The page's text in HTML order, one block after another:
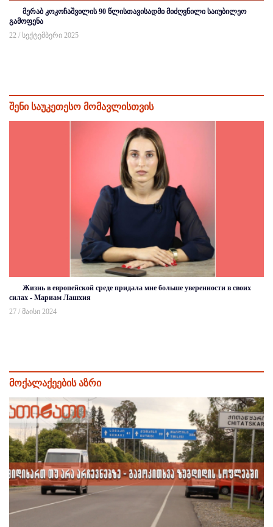
მერაბ კოკოჩაშვილის 90 წლისთავისადმი მიძღვნილი საიუბილეო
გამოფენა
22 / სექტემბერი 2025
შენი საუკეთესო მომავლისთვის
Жизнь в европейской среде придала мне больше уверенности в своих
силах - Мариам Лашхия
27 / მაისი 2024
მოქალაქეების აზრი